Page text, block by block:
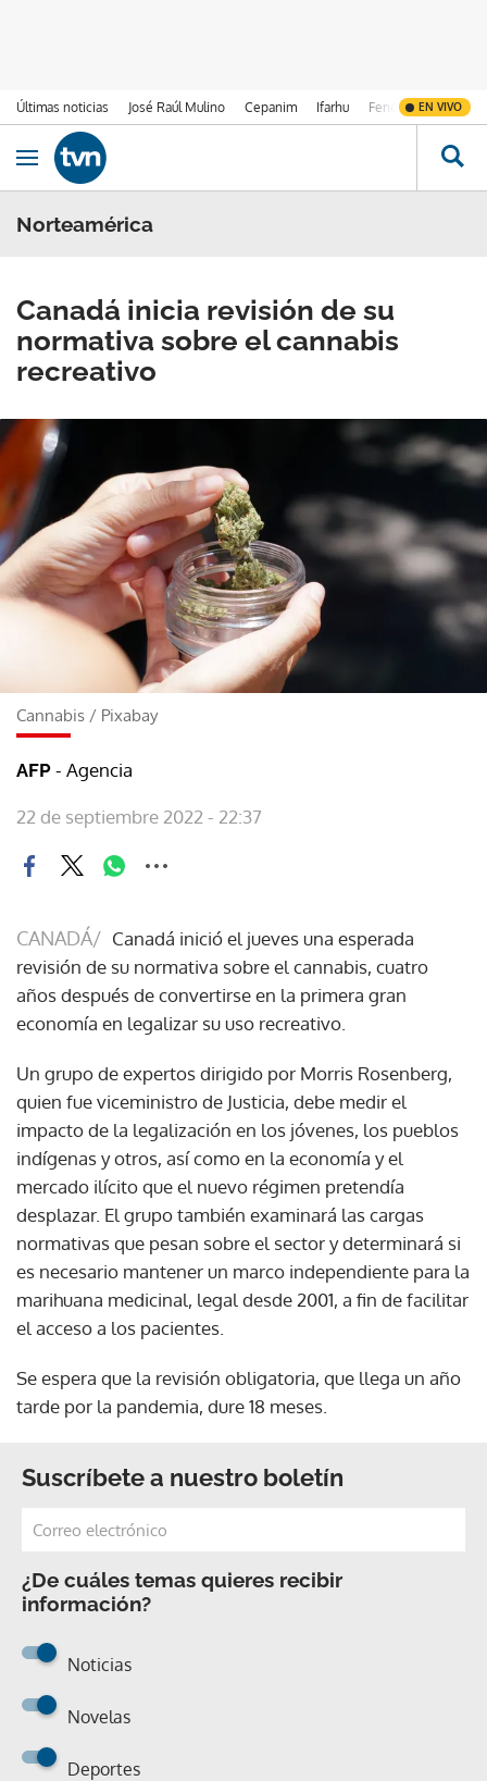
Últimas noticias José Raúl Mulino Cepanim Ifarhu Fenómeno de El
EN VIVO
Ir al contenido
Obrir navegació
Norteamérica
Canadá inicia revisión de su
normativa sobre el cannabis
recreativo
Cannabis / Pixabay
AFP - Agencia
22 de septiembre 2022 - 22:37
CANADÁ/ Canadá inició el jueves una esperada
revisión de su normativa sobre el cannabis, cuatro
años después de convertirse en la primera gran
economía en legalizar su uso recreativo.
Un grupo de expertos dirigido por Morris Rosenberg,
quien fue viceministro de Justicia, debe medir el
impacto de la legalización en los jóvenes, los pueblos
indígenas y otros, así como en la economía y el
mercado ilícito que el nuevo régimen pretendía
desplazar. El grupo también examinará las cargas
normativas que pesan sobre el sector y determinará si
es necesario mantener un marco independiente para la
marihuana medicinal, legal desde 2001, a fin de facilitar
el acceso a los pacientes.
Se espera que la revisión obligatoria, que llega un año
tarde por la pandemia, dure 18 meses.
Suscríbete a nuestro boletín
¿De cuáles temas quieres recibir
información?
Noticias
Novelas
Deportes